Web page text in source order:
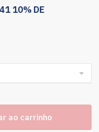
10% DE
ao carrinho